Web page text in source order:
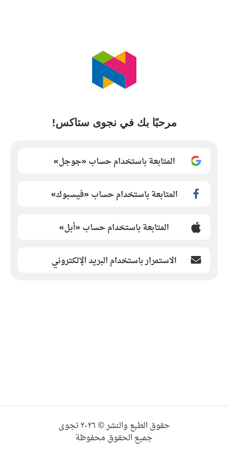
مرحبًا بك في نجوى ستاكس!
المتابعة باستخدام حساب «جوجل»
المتابعة باستخدام حساب «فيسبوك»
المتابعة باستخدام حساب «أبل»
الاستمرار باستخدام البريد الإلكتروني
حقوق الطبع والنشر © ٢٠٢٦ نجوى
جميع الحقوق محفوظة